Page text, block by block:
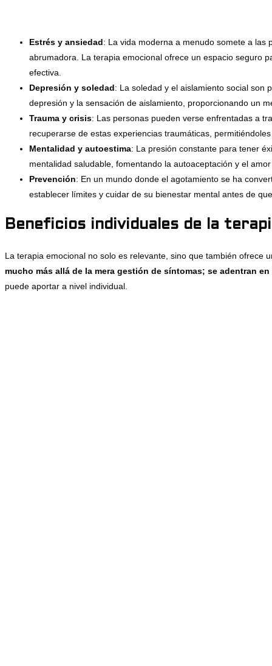
Estrés y ansiedad: La vida moderna a menudo somete a las
abrumadora. La terapia emocional ofrece un espacio seguro
efectiva.
Depresión y soledad: La soledad y el aislamiento social son
depresión y la sensación de aislamiento, proporcionando un
Trauma y crisis: Las personas pueden verse enfrentadas a
recuperarse de estas experiencias traumáticas,
Mentalidad y autoestima: La presión constante para tener
mentalidad saludable, fomentando la autoaceptación y el
Prevención: En un mundo donde el agotamiento se ha
establecer límites y cuidar de su bienestar mental antes de
Beneficios individuales de la
La terapia emocional no solo es relevante, sino que también ofrece
mucho más allá de la mera gestión de síntomas; se adentran
puede aportar a nivel individual.